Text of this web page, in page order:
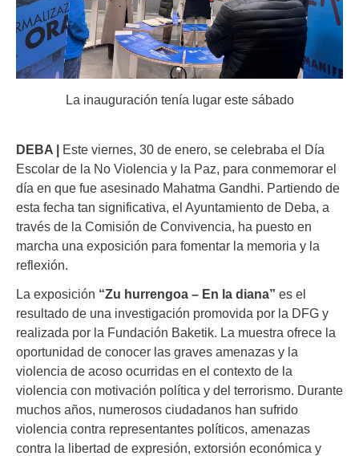
La inauguración tenía lugar este sábado
DEBA | Este viernes, 30 de enero, se celebraba el Día
Escolar de la No Violencia y la Paz, para conmemorar el
día en que fue asesinado Mahatma Gandhi. Partiendo de
esta fecha tan significativa, el Ayuntamiento de Deba, a
través de la Comisión de Convivencia, ha puesto en
marcha una exposición para fomentar la memoria y la
reflexión.
La exposición “Zu hurrengoa – En la diana” es el
resultado de una investigación promovida por la DFG y
realizada por la Fundación Baketik. La muestra ofrece la
oportunidad de conocer las graves amenazas y la
violencia de acoso ocurridas en el contexto de la
violencia con motivación política y del terrorismo. Durante
muchos años, numerosos ciudadanos han sufrido
violencia contra representantes políticos, amenazas
contra la libertad de expresión, extorsión económica y